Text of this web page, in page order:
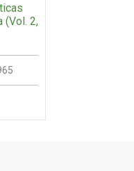
(Vol. 2,